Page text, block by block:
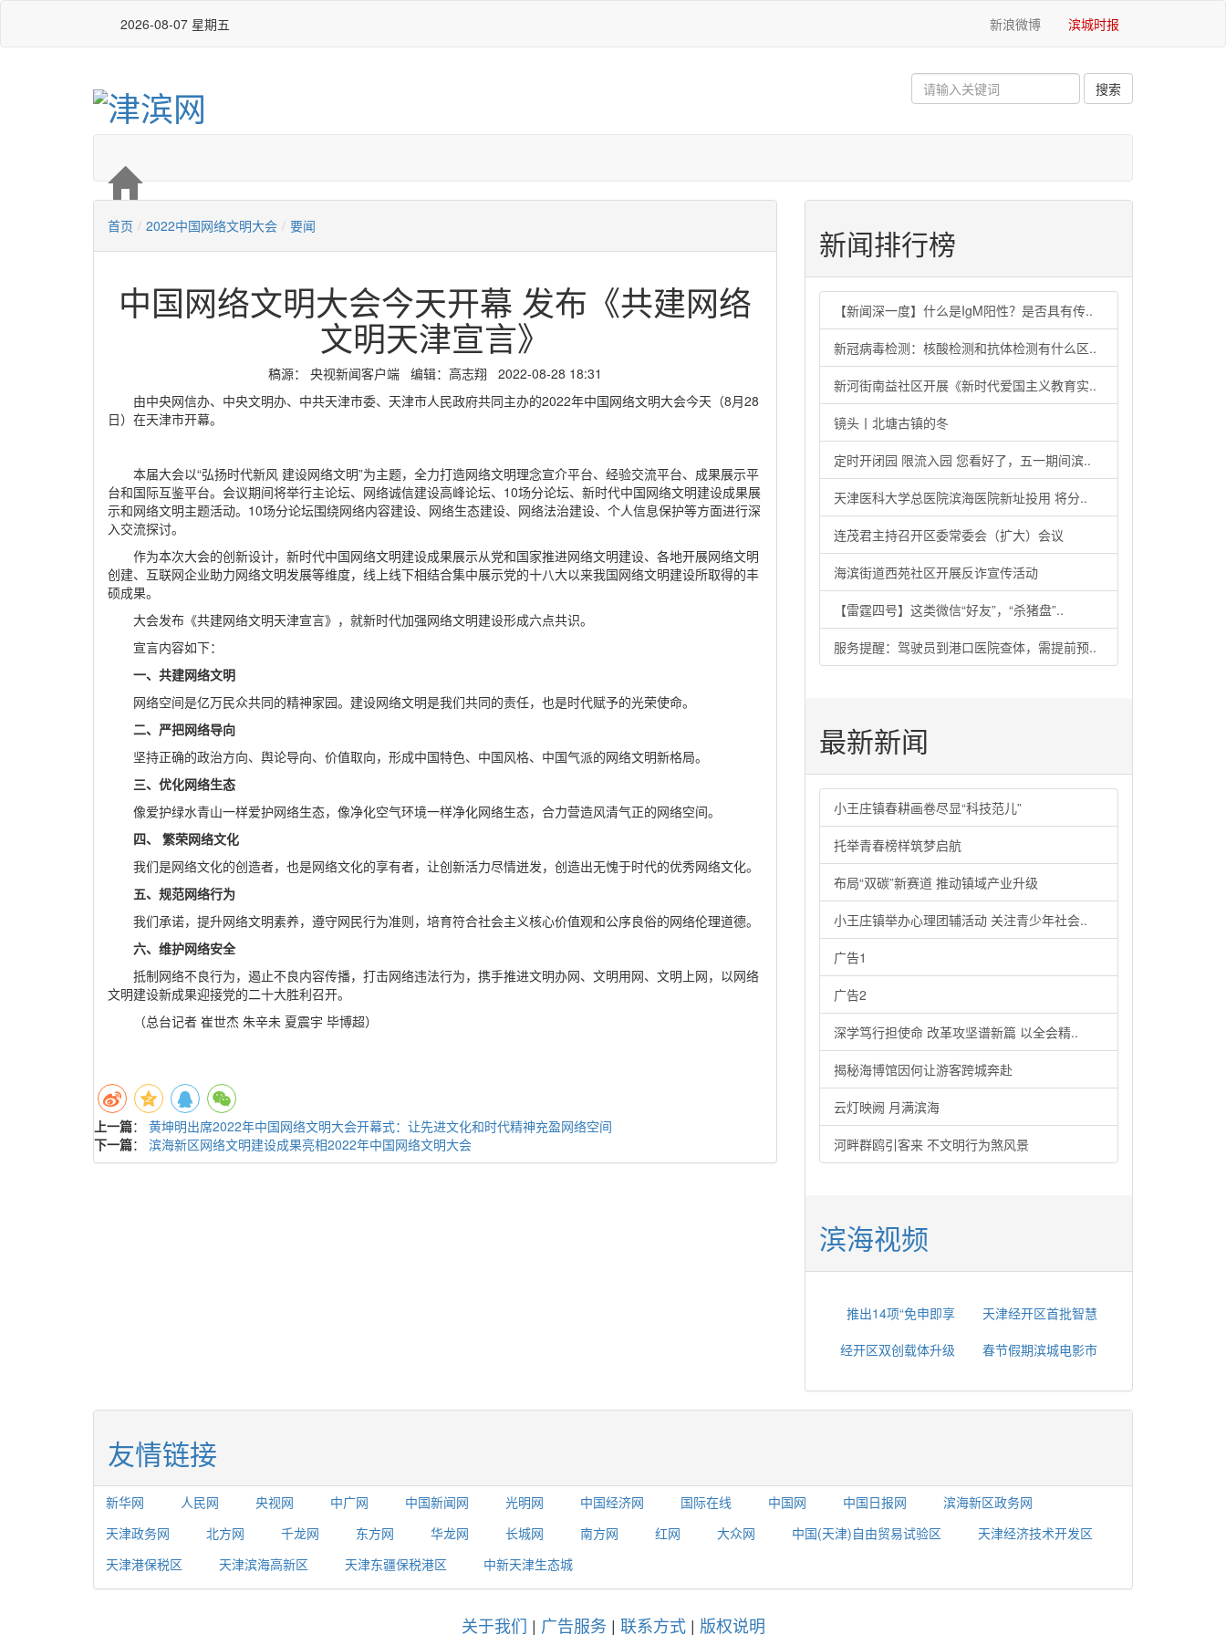
2026-08-07 星期五 新浪微博 滨城时报
首页 / 2022中国网络文明大会 / 要闻
中国网络文明大会今天开幕 发布《共建网络
文明天津宣言》
稿源：​ 央视新闻客户端 编辑：高志翔 2022-08-28 18:31
由中央网信办、中央文明办、中共天津市委、天津市人民政府共同主办的2022年中国网络文明大会今天（8月28
日）在天津市开幕。
本届大会以“弘扬时代新风 建设网络文明”为主题，全力打造网络文明理念宣介平台、经验交流平台、成果展示平
台和国际互鉴平台。会议期间将举行主论坛、网络诚信建设高峰论坛、10场分论坛、新时代中国网络文明建设成果展
示和网络文明主题活动。10场分论坛围绕网络内容建设、网络生态建设、网络法治建设、个人信息保护等方面进行深
入交流探讨。
作为本次大会的创新设计，新时代中国网络文明建设成果展示从党和国家推进网络文明建设、各地开展网络文明
创建、互联网企业助力网络文明发展等维度，线上线下相结合集中展示党的十八大以来我国网络文明建设所取得的丰
硕成果。
大会发布《共建网络文明天津宣言》，就新时代加强网络文明建设形成六点共识。
宣言内容如下：
一、共建网络文明
网络空间是亿万民众共同的精神家园。建设网络文明是我们共同的责任，也是时代赋予的光荣使命。
二、严把网络导向
坚持正确的政治方向、舆论导向、价值取向，形成中国特色、中国风格、中国气派的网络文明新格局。
三、优化网络生态
像爱护绿水青山一样爱护网络生态，像净化空气环境一样净化网络生态，合力营造风清气正的网络空间。
四、 繁荣网络文化
我们是网络文化的创造者，也是网络文化的享有者，让创新活力尽情迸发，创造出无愧于时代的优秀网络文化。
五、规范网络行为
我们承诺，提升网络文明素养，遵守网民行为准则，培育符合社会主义核心价值观和公序良俗的网络伦理道德。
六、维护网络安全
抵制网络不良行为，遏止不良内容传播，打击网络违法行为，携手推进文明办网、文明用网、文明上网，以网络
文明建设新成果迎接党的二十大胜利召开。
（总台记者 崔世杰 朱辛未 夏震宇 毕博超）
上一篇： 黄坤明出席2022年中国网络文明大会开幕式：让先进文化和时代精神充盈网络空间
下一篇： 滨海新区网络文明建设成果亮相2022年中国网络文明大会
新闻排行榜
【新闻深一度】什么是IgM阳性？是否具有传..
新冠病毒检测：核酸检测和抗体检测有什么区..
新河街南益社区开展《新时代爱国主义教育实..
镜头丨北塘古镇的冬
定时开闭园 限流入园 您看好了，五一期间滨..
天津医科大学总医院滨海医院新址投用 将分..
连茂君主持召开区委常委会（扩大）会议
海滨街道西苑社区开展反诈宣传活动
【雷霆四号】这类微信“好友”，“杀猪盘”..
服务提醒：驾驶员到港口医院查体，需提前预..
最新新闻
小王庄镇春耕画卷尽显“科技范儿”
托举青春榜样筑梦启航
布局“双碳”新赛道 推动镇域产业升级
小王庄镇举办心理团辅活动 关注青少年社会..
广告1
广告2
深学笃行担使命 改革攻坚谱新篇 以全会精..
揭秘海博馆因何让游客跨城奔赴
云灯映阙 月满滨海
河畔群鸥引客来 不文明行为煞风景
滨海视频
推出14项“免申即享
天津经开区首批智慧
经开区双创载体升级
春节假期滨城电影市
友情链接
新华网 人民网 央视网 中广网 中国新闻网 光明网 中国经济网 国际在线 中国网 中国日报网
滨海新区政务网
天津政务网
北方网 千龙网 东方网 华龙网 长城网 南方网 红网 大众网 中国(天津)自由贸易试验区
天津经济技术开发区
天津港保税区
天津滨海高新区 天津东疆保税港区 中新天津生态城
关于我们 | 广告服务 | 联系方式| 版权说明